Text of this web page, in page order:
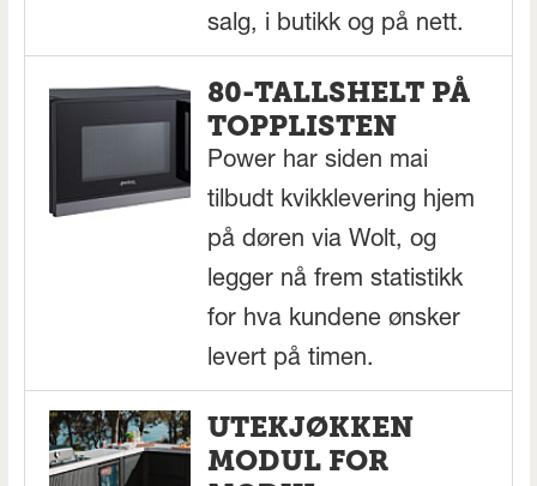
salg, i butikk og på nett.
80-TALLSHELT PÅ
TOPPLISTEN
Power har siden mai
tilbudt kvikklevering hjem
på døren via Wolt, og
legger nå frem statistikk
for hva kundene ønsker
levert på timen.
UTEKJØKKEN
MODUL FOR